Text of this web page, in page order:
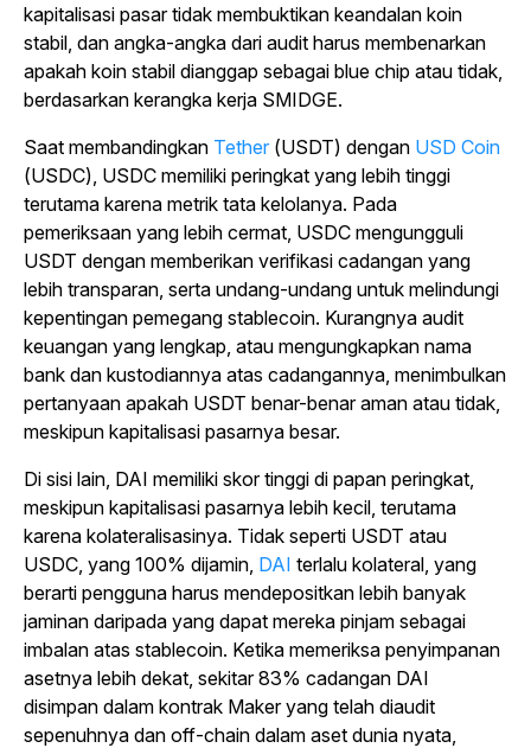
kapitalisasi pasar tidak membuktikan keandalan koin
stabil, dan angka-angka dari audit harus membenarkan
apakah koin stabil dianggap sebagai blue chip atau tidak,
berdasarkan kerangka kerja SMIDGE.
Saat membandingkan Tether (USDT) dengan USD Coin
(USDC), USDC memiliki peringkat yang lebih tinggi
terutama karena metrik tata kelolanya. Pada
pemeriksaan yang lebih cermat, USDC mengungguli
USDT dengan memberikan verifikasi cadangan yang
lebih transparan, serta undang-undang untuk melindungi
kepentingan pemegang stablecoin. Kurangnya audit
keuangan yang lengkap, atau mengungkapkan nama
bank dan kustodiannya atas cadangannya, menimbulkan
pertanyaan apakah USDT benar-benar aman atau tidak,
meskipun kapitalisasi pasarnya besar.
Di sisi lain, DAI memiliki skor tinggi di papan peringkat,
meskipun kapitalisasi pasarnya lebih kecil, terutama
karena kolateralisasinya. Tidak seperti USDT atau
USDC, yang 100% dijamin, DAI terlalu kolateral, yang
berarti pengguna harus mendepositkan lebih banyak
jaminan daripada yang dapat mereka pinjam sebagai
imbalan atas stablecoin. Ketika memeriksa penyimpanan
asetnya lebih dekat, sekitar 83% cadangan DAI
disimpan dalam kontrak Maker yang telah diaudit
sepenuhnya dan off-chain dalam aset dunia nyata,